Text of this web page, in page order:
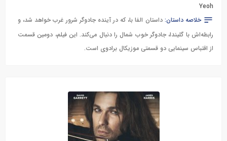
Yeoh
خلاصه داستان:داستان الفا با، که در آینده جادوگر شرور غرب خواهد شد، و
رابطه‌اش با گلیندا، جادوگر خوب شمال را دنبال می‌کند. این فیلم، دومین قسمت
از اقتباس سینمایی دو قسمتی موزیکال برادوی است.